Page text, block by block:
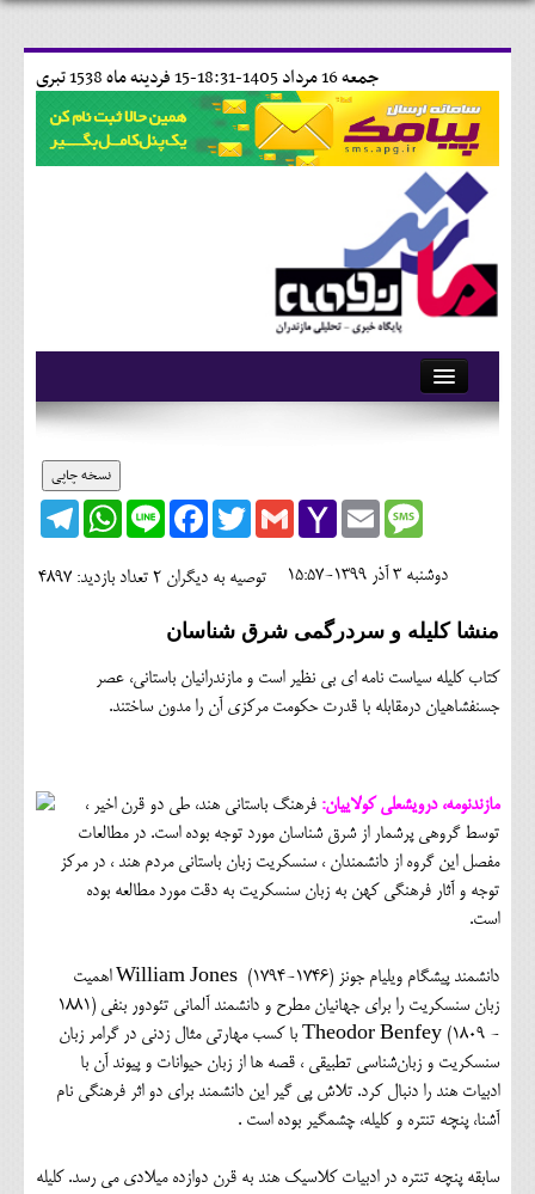
15 فردينه ماه 1538 تبری جمعه 16 مرداد 1405-18:31-
آرشیو
وبلاگ
حقوقی
فرهنگی و هنری
اقتصادی
سیاسی
نسخه چاپی
Telegram
WhatsApp Line
FacebookTwitterGmailYahoo
Mail
EmailMessage
تعداد بازدید: 4897 توصیه به دیگران 2 دوشنبه 3 آذر 1399-15:57
منشا کلیله و سردرگمی شرق شناسان
کتاب کلیله سیاست نامه ای بی نظیر است و مازندرانیان باستانی، عصر
جسنفشاهیان درمقابله با قدرت حکومت مرکزی آن را مدون ساختند.
مازندنومه، درویشعلی کولاییان: فرهنگ باستانی هند، طی دو قرن اخیر ،
توسط گروهی پرشمار از شرق شناسان مورد توجه بوده است. در مطالعات
مفصل این گروه از دانشمندان ، سنسکریت زبان باستانی مردم هند ، در مرکز
توجه و آثار فرهنگی کهن به زبان سنسکریت به دقت مورد مطالعه بوده
است.
دانشمند پیشگام ویلیام جونز (1746-1794) William Jones اهمیت
زبان سنسکریت را برای جهانیان مطرح و دانشمند آلمانی تئودور بنفی (1881
- 1809) Theodor Benfey با کسب مهارتی مثال زدنی در گرامر زبان
سنسکریت و زبان‌شناسی تطبیقی ، قصه ها از زبان حیوانات و پیوند آن با
ادبیات هند را دنبال کرد. تلاش پی گیر این دانشمند برای دو اثر فرهنگی نام
آشنا، پنچه تنتره و کلیله، چشمگیر بوده است .
سابقه پنچه تنتره در ادبیات کلاسیک هند به قرن دوازده میلادی می رسد. کلیله